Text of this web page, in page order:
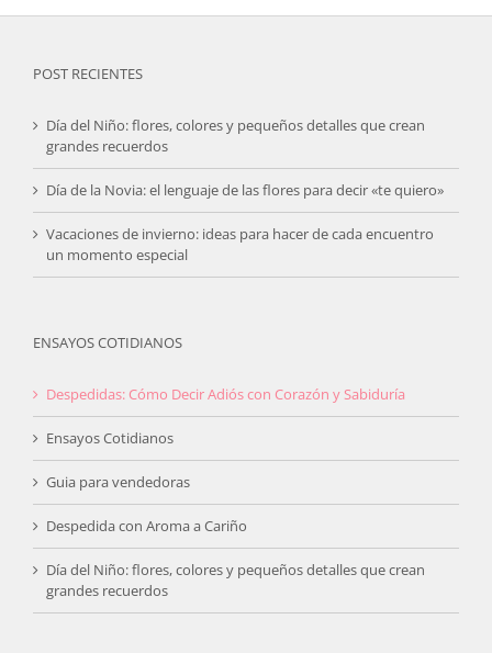
POST RECIENTES
Día del Niño: flores, colores y pequeños detalles que crean
grandes recuerdos
Día de la Novia: el lenguaje de las flores para decir «te quiero»
Vacaciones de invierno: ideas para hacer de cada encuentro
un momento especial
ENSAYOS COTIDIANOS
Despedidas: Cómo Decir Adiós con Corazón y Sabiduría
Ensayos Cotidianos
Guia para vendedoras
Despedida con Aroma a Cariño
Día del Niño: flores, colores y pequeños detalles que crean
grandes recuerdos